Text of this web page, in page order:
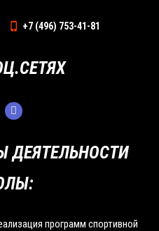
ДЕЯТЕЛЬНОСТИ
программ спортивной
+7 (496) 753-41-81